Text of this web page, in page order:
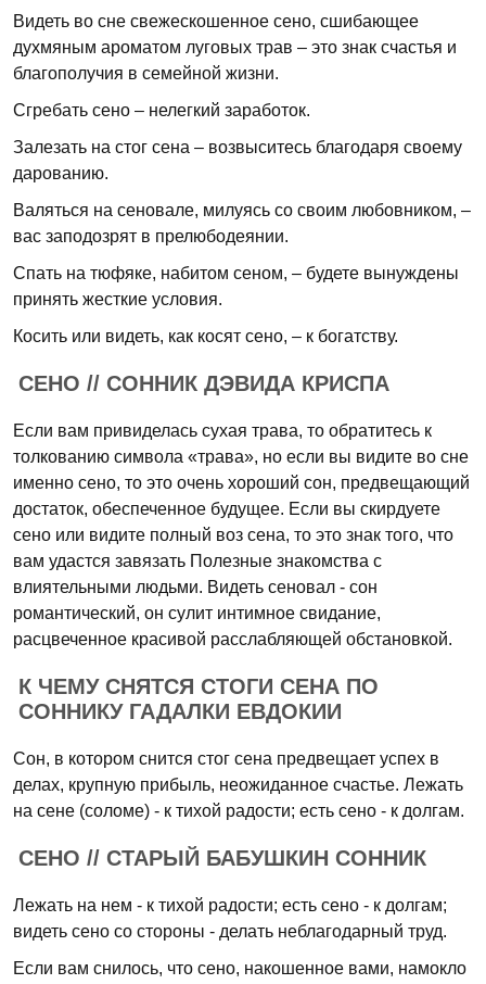
Видеть во сне свежескошенное сено, сшибающее
духмяным ароматом луговых трав – это знак счастья и
благополучия в семейной жизни.
Сгребать сено – нелегкий заработок.
Залезать на стог сена – возвыситесь благодаря своему
дарованию.
Валяться на сеновале, милуясь со своим любовником, –
вас заподозрят в прелюбодеянии.
Спать на тюфяке, набитом сеном, – будете вынуждены
принять жесткие условия.
Косить или видеть, как косят сено, – к богатству.
СЕНО // СОННИК ДЭВИДА КРИСПА
Если вам привиделась сухая трава, то обратитесь к
толкованию символа «трава», но если вы видите во сне
именно сено, то это очень хороший сон, предвещающий
достаток, обеспеченное будущее. Если вы скирдуете
сено или видите полный воз сена, то это знак того, что
вам удастся завязать Полезные знакомства с
влиятельными людьми. Видеть сеновал - сон
романтический, он сулит интимное свидание,
расцвеченное красивой расслабляющей обстановкой.
К ЧЕМУ СНЯТСЯ СТОГИ СЕНА ПО
СОННИКУ ГАДАЛКИ ЕВДОКИИ
Сон, в котором снится стог сена предвещает успех в
делах, крупную прибыль, неожиданное счастье. Лежать
на сене (соломе) - к тихой радости; есть сено - к долгам.
СЕНО // СТАРЫЙ БАБУШКИН СОННИК
Лежать на нем - к тихой радости; есть сено - к долгам;
видеть сено со стороны - делать неблагодарный труд.
Если вам снилось, что сено, накошенное вами, намокло